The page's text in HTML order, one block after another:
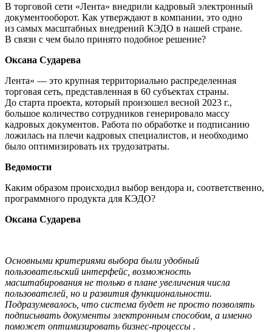
В торговой сети «Лента» внедрили кадровый электронный
документооборот. Как утверждают в компании, это одно
из самых масштабных внедрений КЭДО в нашей стране.
В связи с чем было принято подобное решение?
Оксана Сударева
Лента» — это крупная территориально распределенная
торговая сеть, представленная в 60 субъектах страны.
До старта проекта, который произошел весной 2023 г.,
большое количество сотрудников генерировало массу
кадровых документов. Работа по обработке и подписанию
ложилась на плечи кадровых специалистов, и необходимо
было оптимизировать их трудозатраты.
Ведомости
Каким образом происходил выбор вендора и, соответственно,
программного продукта для КЭДО?
Оксана Сударева
Основными критериями выбора были удобный
пользовательский интерфейс, возможность
масштабирования не только в плане увеличения числа
пользователей, но и развития функциональности.
Подразумевалось, что система будет не просто позволять
подписывать документы электронным способом, а именно
поможет оптимизировать бизнес-процессы .